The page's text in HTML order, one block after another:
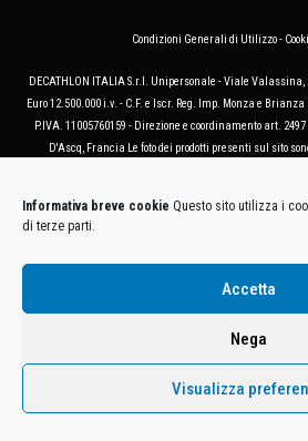
Informativa breve cookie Questo sito utilizza i
di terze parti.
Accetta
Nega
Visualizza
Condizioni Generali di Utilizzo-
DECATHLON ITALIA S.r.l. Unipersonale - Viale Valassina,
Euro 12.500.000 i.v. - C.F. e Iscr. Reg. Imp. Monza e Brianza
P.IVA. 11005760159 - Direzione e coordinamento art.
D'Ascq, Francia Le foto dei prodotti presenti sul sito